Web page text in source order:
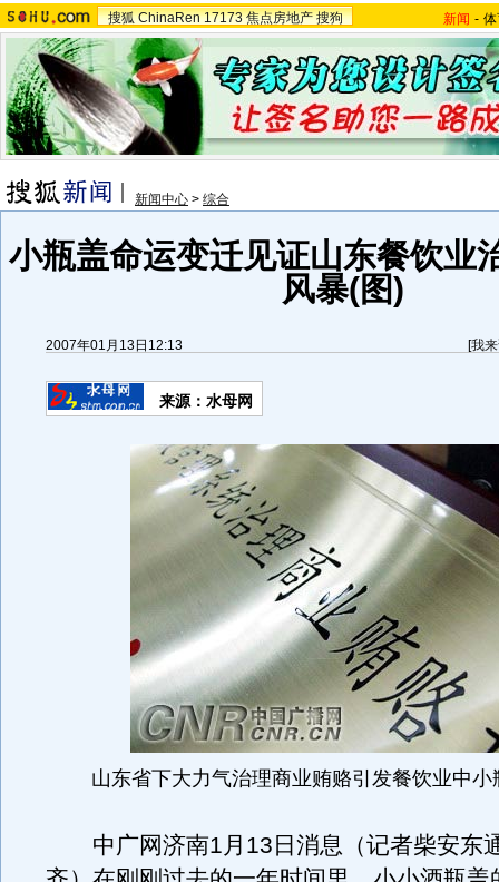
搜狐 ChinaRen 17173 焦点房地产 搜狗 新闻 -
新闻中心 > 综合
小瓶盖命运变迁见证山东餐饮业
风暴(图)
2007年01月13日12:13 [我
来源：水母网
山东省下大力气治理商业贿赂引发餐饮业中小
中广网济南1月13日消息（记者柴安东